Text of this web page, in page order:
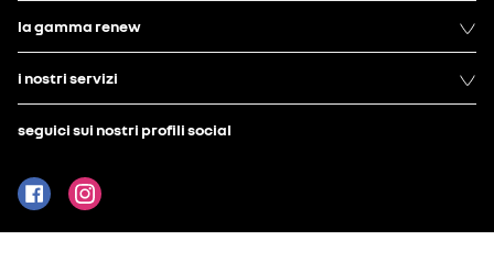
la gamma renew
i nostri servizi
seguici sui nostri profili social